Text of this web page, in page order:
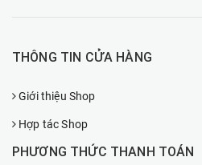
THÔNG TIN CỬA HÀNG
Giới thiệu Shop
Hợp tác Shop
PHƯƠNG THỨC THANH TOÁN